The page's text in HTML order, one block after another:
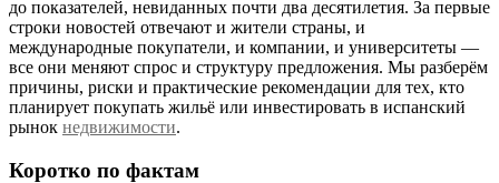
до показателей, невиданных почти два десятилетия. За первые
строки новостей отвечают и жители страны, и
международные покупатели, и компании, и университеты —
все они меняют спрос и структуру предложения. Мы разберём
причины, риски и практические рекомендации для тех, кто
планирует покупать жильё или инвестировать в испанский
рынок недвижимости.
Коротко по фактам